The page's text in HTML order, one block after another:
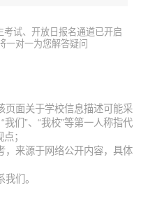
试、开放日报名通道已开启
一对一为您解答疑问
页面关于学校信息描述可能采
们”、“我校”等第一人称指代
；
，来源于网络公开内容，具体
们。